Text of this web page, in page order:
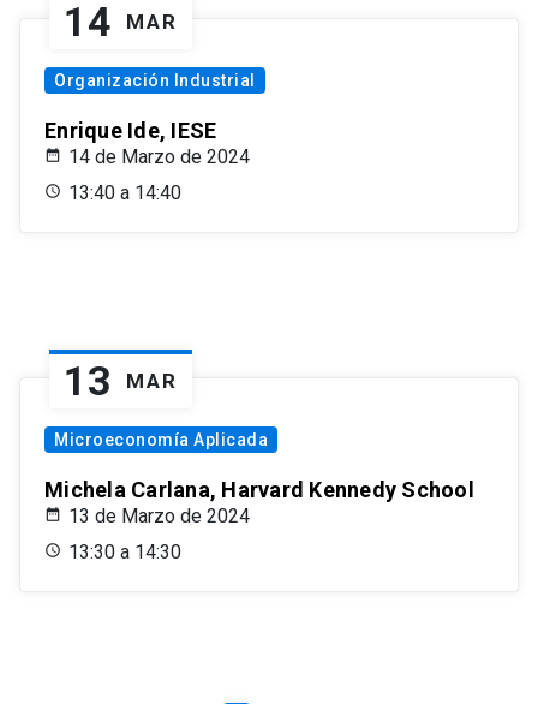
14 MAR
Organización Industrial
Enrique Ide, IESE
14 de Marzo de 2024
13:40 a 14:40
13 MAR
Microeconomía Aplicada
Michela Carlana, Harvard Kennedy School
13 de Marzo de 2024
13:30 a 14:30